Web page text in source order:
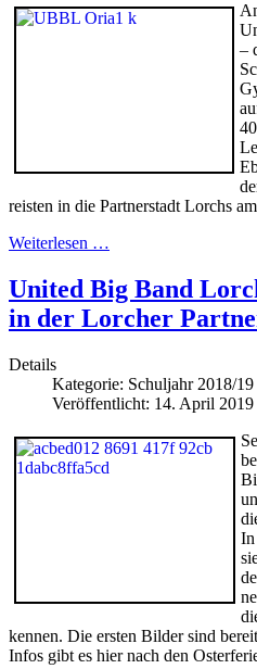
–
reisten in die Partnerstadt Lorchs
Weiterlesen …
United Big Band
in der Lorcher
Details
Kategorie: Schuljahr 2018/19
Veröffentlicht: 14. April 2019
In
kennen. Die ersten Bilder sind
Infos gibt es hier nach den